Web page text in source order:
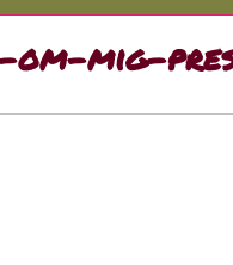
om-mig-